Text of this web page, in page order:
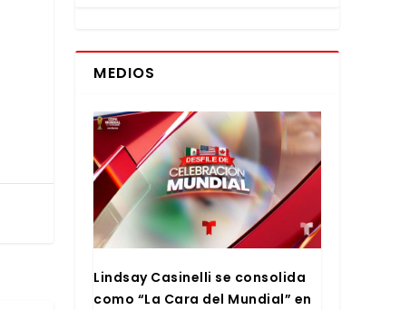
MEDIOS
Lind­say Casi­ne­lli se con­so­li­da
como “La Cara del Mun­dial” en